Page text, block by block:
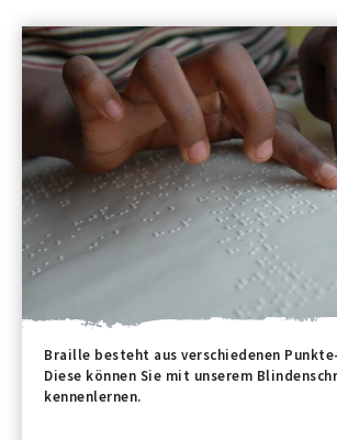
Braille besteht aus verschiedenen
Diese können Sie mit unserem
kennenlernen.